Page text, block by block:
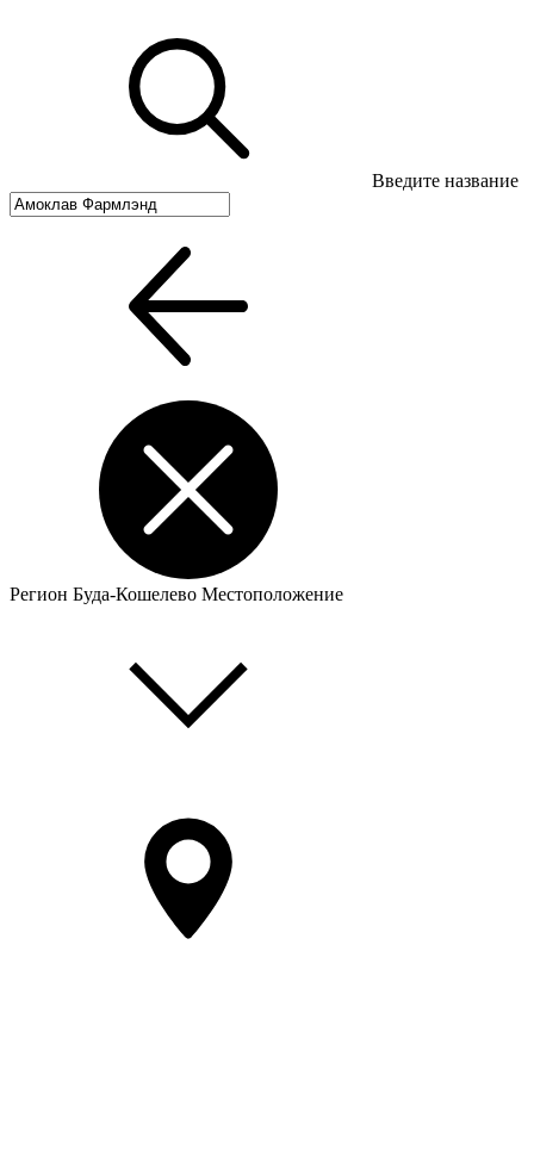
Введите название
Регион Буда-Кошелево Местоположение